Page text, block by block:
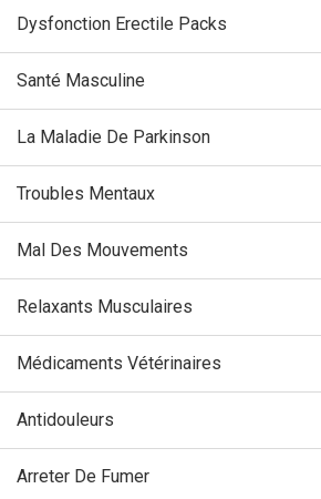
Dysfonction Erectile Packs
Santé Masculine
La Maladie De Parkinson
Troubles Mentaux
Mal Des Mouvements
Relaxants Musculaires
Médicaments Vétérinaires
Antidouleurs
Arreter De Fumer